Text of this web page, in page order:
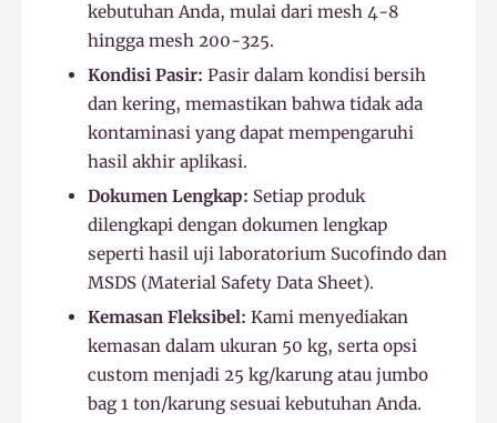
kebutuhan Anda, mulai dari mesh 4-8
hingga mesh 200-325.
Kondisi Pasir: Pasir dalam kondisi bersih
dan kering, memastikan bahwa tidak ada
kontaminasi yang dapat mempengaruhi
hasil akhir aplikasi.
Dokumen Lengkap: Setiap produk
dilengkapi dengan dokumen lengkap
seperti hasil uji laboratorium Sucofindo dan
MSDS (Material Safety Data Sheet).
Kemasan Fleksibel: Kami menyediakan
kemasan dalam ukuran 50 kg, serta opsi
custom menjadi 25 kg/karung atau jumbo
bag 1 ton/karung sesuai kebutuhan Anda.